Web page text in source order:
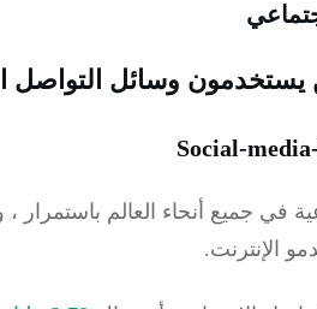
في جميع أنحاء العالم
الإنترنت.